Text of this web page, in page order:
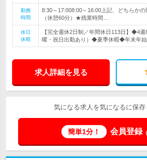
勤務
時間
8:30～17:008:00～16:00上記、どちらかの
（休憩60分）★残業時間…
休日
休暇
【完全週休2日制／年間休日113日】◆4週
曜・祝日出勤あり）◆夏季休暇◆年末年
求人詳細を見る
気になる求人を気になるに保存
簡単1分！ 会員登録